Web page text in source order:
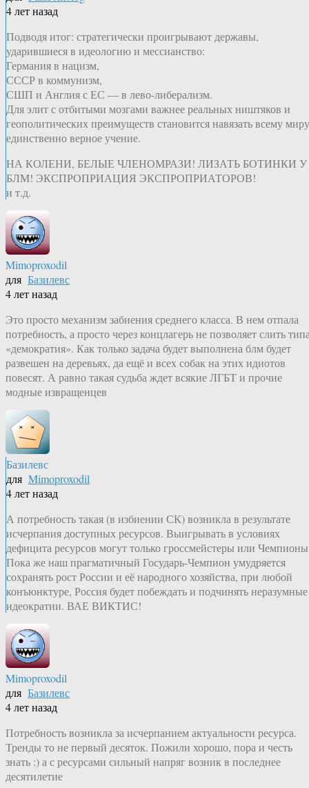
4 лет назад
Подводя итог: стратегически проигрывают державы,
ударившиеся в идеологию и мессианство:
Германия в нацизм,
СССР в коммунизм,
СШП и Англия с ЕС — в лево-либерализм.
Для элит с отбитыми мозгами важнее реальных ништяков и
геополитических преимуществ становится навязать всему миру
единственно верное учение.
НА КОЛЕНИ, БЕЛЫЕ ЧЛЕНОМРАЗИ! ЛИЗАТЬ БОТИНКИ У
БЛМ! ЭКСПРОПРИАЦИЯ ЭКСПРОПРИАТОРОВ!
и т.д.
Mimoproxodil
для Базилевс
4 лет назад
Это просто механизм забиения среднего класса. В нем отпала
потребность, а просто через концлагерь не позволяет слить
«демократия». Как только задача будет выполнена блм будет
развешен на деревьях, да ещё и всех собак на этих идиотов
повесят. А равно такая судьба ждет всякие ЛГБТ и прочие
модные извращенцев
Базилевс
для Mimoproxodil
4 лет назад
А потребность такая (в избиении СК) возникла в результате
исчерпания доступных ресурсов. Выигрывать в условиях
дефицита ресурсов могут только гроссмейстеры или
Пока же наш прагматичный Государь-Чемпион умудряется
сохранять рост России и её народного хозяйства, при любой
конъюнктуре, Россия будет побеждать и подчинять неразумные
идеократии. ВАЕ ВИКТИС!
Mimoproxodil
для Базилевс
4 лет назад
Потребность возникла за исчерпанием актуальности ресурса.
Тренды то не первый десяток. Пожили хорошо, пора и честь
знать :) а с ресурсами сильный напряг возник в последнее
десятилетие